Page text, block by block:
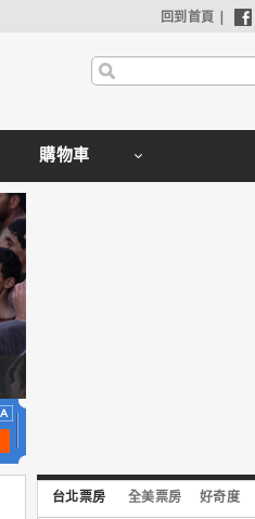
回到首頁 |
購物車
台北票房 全美票房 好奇度